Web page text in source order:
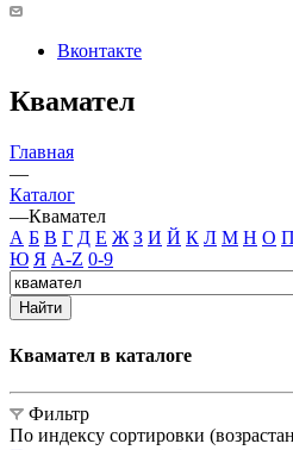
Вконтакте
Квамател
Главная
—
Каталог
—Квамател
А Б В Г Д Е Ж З И Й К Л М Н О П
Ю Я A-Z 0-9
Найти
Квамател в каталоге
Фильтр
По индексу сортировки